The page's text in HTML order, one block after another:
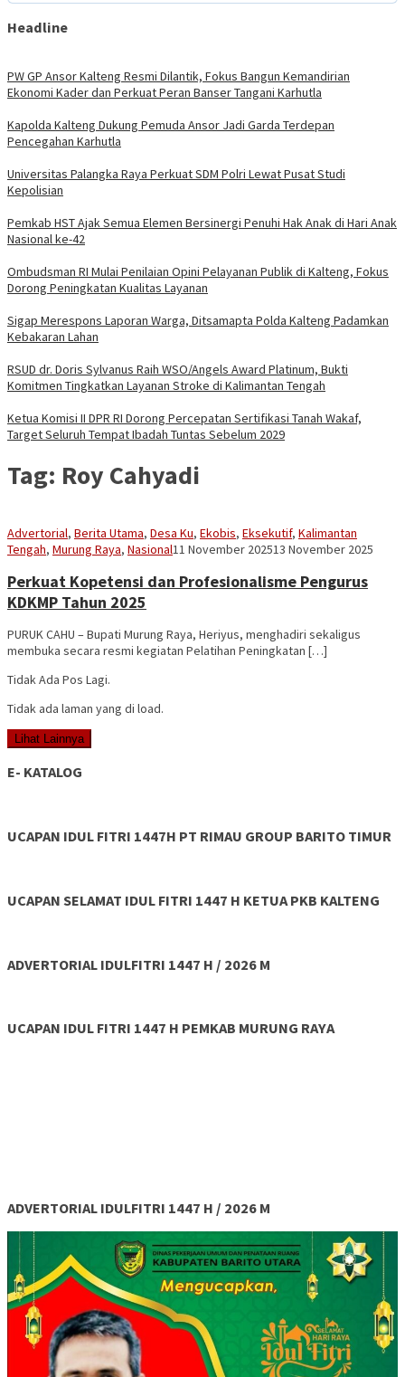
Headline
PW GP Ansor Kalteng Resmi Dilantik, Fokus Bangun Kemandirian
Ekonomi Kader dan Perkuat Peran Banser Tangani Karhutla
Kapolda Kalteng Dukung Pemuda Ansor Jadi Garda Terdepan
Pencegahan Karhutla
Universitas Palangka Raya Perkuat SDM Polri Lewat Pusat Studi
Kepolisian
Pemkab HST Ajak Semua Elemen Bersinergi Penuhi Hak Anak di Hari Anak
Nasional ke-42
Ombudsman RI Mulai Penilaian Opini Pelayanan Publik di Kalteng, Fokus
Dorong Peningkatan Kualitas Layanan
Sigap Merespons Laporan Warga, Ditsamapta Polda Kalteng Padamkan
Kebakaran Lahan
RSUD dr. Doris Sylvanus Raih WSO/Angels Award Platinum, Bukti
Komitmen Tingkatkan Layanan Stroke di Kalimantan Tengah
Ketua Komisi II DPR RI Dorong Percepatan Sertifikasi Tanah Wakaf,
Target Seluruh Tempat Ibadah Tuntas Sebelum 2029
Tag: Roy Cahyadi
Advertorial, Berita Utama, Desa Ku, Ekobis, Eksekutif, Kalimantan
Tengah, Murung Raya, NasionalSekber
11 November 202513 November 2025
Perkuat Kopetensi dan Profesionalisme Pengurus
KDKMP Tahun 2025
PURUK CAHU – Bupati Murung Raya, Heriyus, menghadiri sekaligus
membuka secara resmi kegiatan Pelatihan Peningkatan […]
Tidak Ada Pos Lagi.
Tidak ada laman yang di load.
Lihat Lainnya
E- KATALOG
UCAPAN IDUL FITRI 1447H PT RIMAU GROUP BARITO TIMUR
UCAPAN SELAMAT IDUL FITRI 1447 H KETUA PKB KALTENG
ADVERTORIAL IDULFITRI 1447 H / 2026 M
UCAPAN IDUL FITRI 1447 H PEMKAB MURUNG RAYA
ADVERTORIAL IDULFITRI 1447 H / 2026 M